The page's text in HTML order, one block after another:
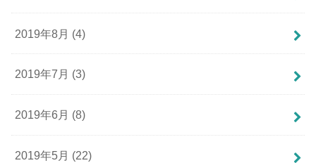
2019年8月 (4)
2019年7月 (3)
2019年6月 (8)
2019年5月 (22)